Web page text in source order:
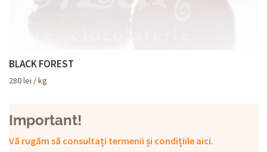
BLACK FOREST
280lei / kg
Important!
Vă rugăm să consultați termenii și condițiile aici.